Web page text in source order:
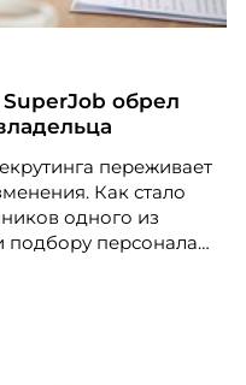
обрел
переживает
Как стало
одного из
подбору персонала
бывший первый
который